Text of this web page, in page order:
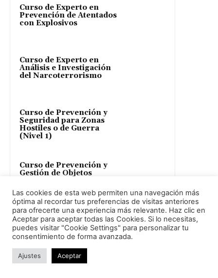
Curso de Experto en
Prevención de Atentados
con Explosivos
Curso de Experto en
Análisis e Investigación
del Narcoterrorismo
Curso de Prevención y
Seguridad para Zonas
Hostiles o de Guerra
(Nivel 1)
Curso de Prevención y
Gestión de Objetos
Aprende Seguridad
Curso de Concienciación
Las cookies de esta web permiten una navegación más
óptima al recordar tus preferencias de visitas anteriores
para ofrecerte una experiencia más relevante. Haz clic en
Aceptar para aceptar todas las Cookies. Si lo necesitas,
puedes visitar "Cookie Settings" para personalizar tu
consentimiento de forma avanzada.
Ajustes Aceptar